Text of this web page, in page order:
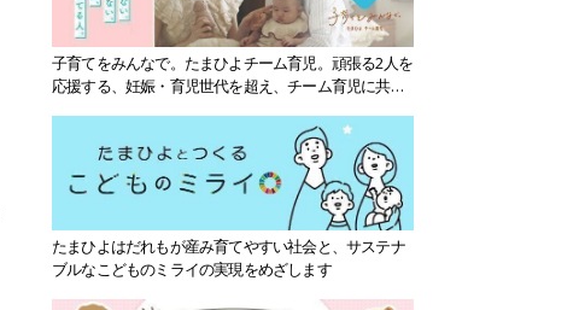
子育てをみんなで。たまひよチーム育児。頑張る2人を
応援する、妊娠・育児世代を超え、チーム育児に共感
たまひよはだれもが産み育てやすい社会と、サステナ
ブルなこどものミライの実現をめざします